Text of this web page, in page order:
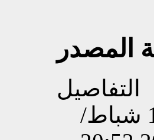
المصدر
التفاصيل
تم إنشاءه بتاريخ السبت, 15 شباط/